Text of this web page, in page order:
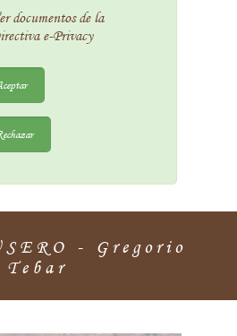
documentos de la
e-Privacy
- Gregorio
Tebar